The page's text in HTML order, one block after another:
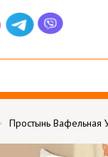
Простынь Вафельная